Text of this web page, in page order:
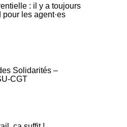
: il y a toujours
les agent·es
Solidarités –
CGT